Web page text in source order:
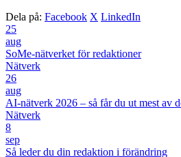
Dela på: Facebook X LinkedIn
25
aug
SoMe-nätverket för redaktioner
Nätverk
26
aug
AI-nätverk 2026 – så får du ut mest av
Nätverk
8
sep
Så leder du din redaktion i förändring